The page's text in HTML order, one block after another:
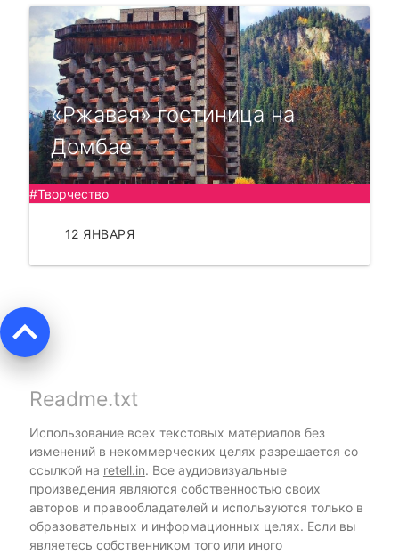
«Ржавая» гостиница на
Домбае
#Творчество
12 ЯНВАРЯ
keyboard_arrow_up
Readme.txt
Использование всех текстовых материалов без
изменений в некоммерческих целях разрешается со
ссылкой на retell.in. Все аудиовизуальные
произведения являются собственностью своих
авторов и правообладателей и используются только в
образовательных и информационных целях. Если вы
являетесь собственником того или иного